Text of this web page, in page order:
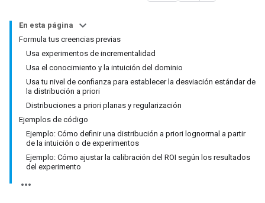
En esta página
Formula tus creencias previas
Usa experimentos de incrementalidad
Usa el conocimiento y la intuición del dominio
Usa tu nivel de confianza para establecer la desviación estándar de
la distribución a priori
Distribuciones a priori planas y regularización
Ejemplos de código
Ejemplo: Cómo definir una distribución a priori lognormal a partir
de la intuición o de experimentos
Ejemplo: Cómo ajustar la calibración del ROI según los resultados
del experimento